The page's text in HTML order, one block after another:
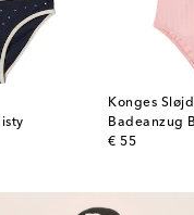
Konges Sløjd
€ 55
original price